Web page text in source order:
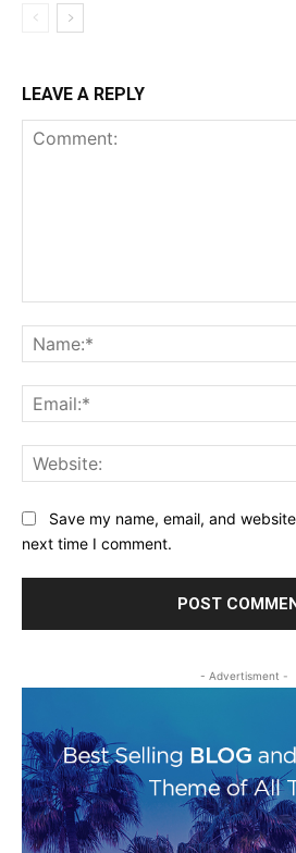
LEAVE A REPLY
Save my name, email, and
next time I comment.
- Advertisment -